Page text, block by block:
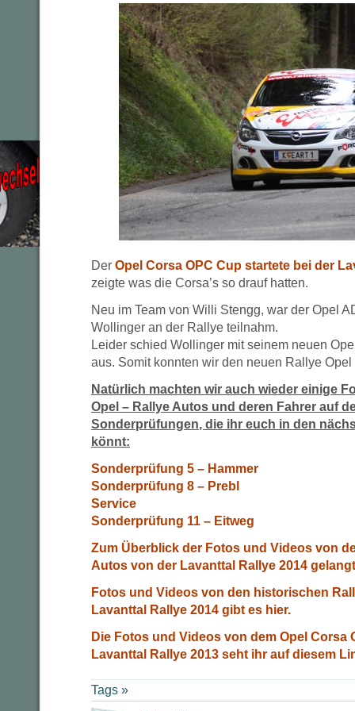
Der Opel Corsa OPC Cup startete bei der
zeigte was die Corsa’s so drauf hatten.
Neu im Team von Willi Stengg, war der Opel
Wollinger an der Rallye teilnahm.
Leider schied Wollinger mit seinem neuen
aus. Somit konnten wir den neuen Rallye
Natürlich machten wir auch wieder einige
Opel – Rallye Autos und deren Fahrer auf
Sonderprüfungen, die ihr euch in den
könnt:
Sonderprüfung 5 – Hammer
Sonderprüfung 8 – Prebl
Service
Sonderprüfung 11 – Eitweg
Zum Überblick der Fotos und Videos von
Autos von der Lavanttal Rallye 2014
Fotos und Videos von den historischen
Lavanttal Rallye 2014 gibt es hier.
Die Fotos und Videos von dem Opel Corsa
Lavanttal Rallye 2013 seht ihr auf diesem
Tags »